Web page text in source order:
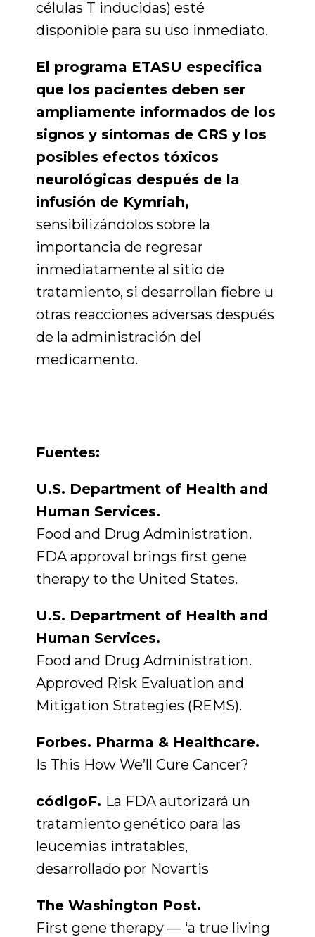
células T inducidas) esté
disponible para su uso inmediato.
El programa ETASU especifica
que los pacientes deben ser
ampliamente informados de los
signos y síntomas de CRS y los
posibles efectos tóxicos
neurológicas después de la
infusión de Kymriah,
sensibilizándolos sobre la
importancia de regresar
inmediatamente al sitio de
tratamiento, si desarrollan fiebre u
otras reacciones adversas después
de la administración del
medicamento.
Fuentes:
U.S. Department of Health and
Human Services.
Food and Drug Administration.
FDA approval brings first gene
therapy to the United States.
U.S. Department of Health and
Human Services.
Food and Drug Administration.
Approved Risk Evaluation and
Mitigation Strategies (REMS).
Forbes. Pharma & Healthcare.
Is This How We’ll Cure Cancer?
códigoF. La FDA autorizará un
tratamiento genético para las
leucemias intratables,
desarrollado por Novartis
The Washington Post.
First gene therapy — ‘a true living